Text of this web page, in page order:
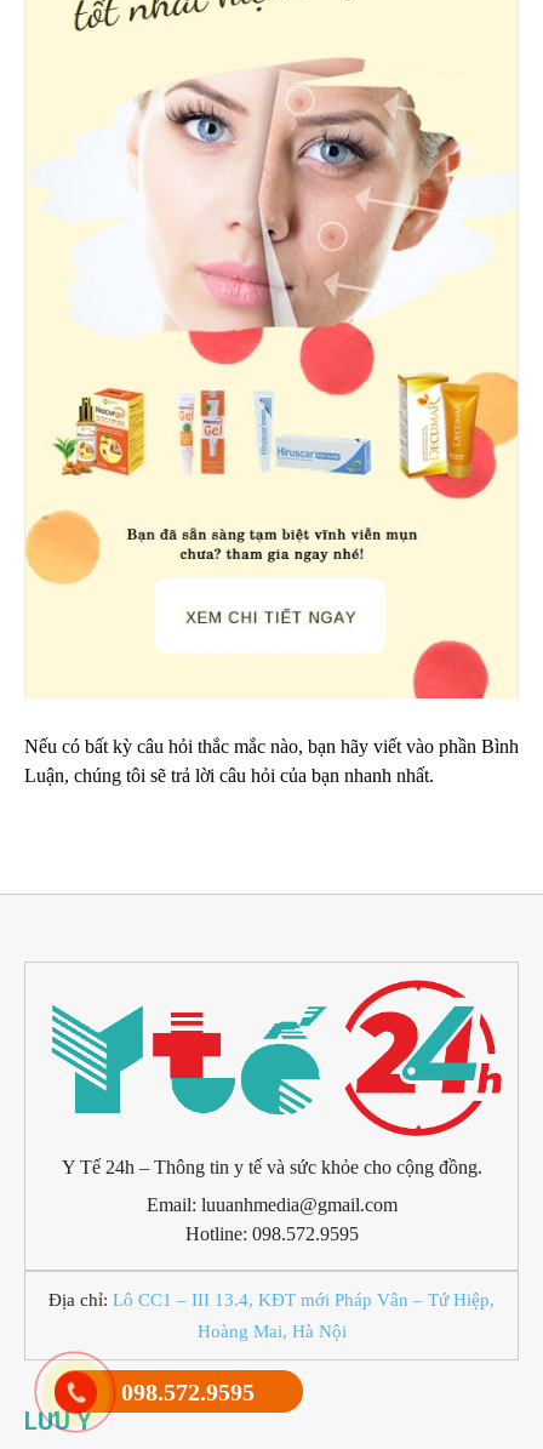
Nếu có bất kỳ câu hỏi thắc mắc nào, bạn hãy viết vào phần Bình
Luận, chúng tôi sẽ trả lời câu hỏi của bạn nhanh nhất.
Y Tế 24h – Thông tin y tế và sức khỏe cho cộng đồng.
Email: luuanhmedia@gmail.com
Hotline: 098.572.9595
Địa chỉ: Lô CC1 – III 13.4, KĐT mới Pháp Vân – Tứ Hiệp,
Hoàng Mai, Hà Nội
LƯU Ý
098.572.9595